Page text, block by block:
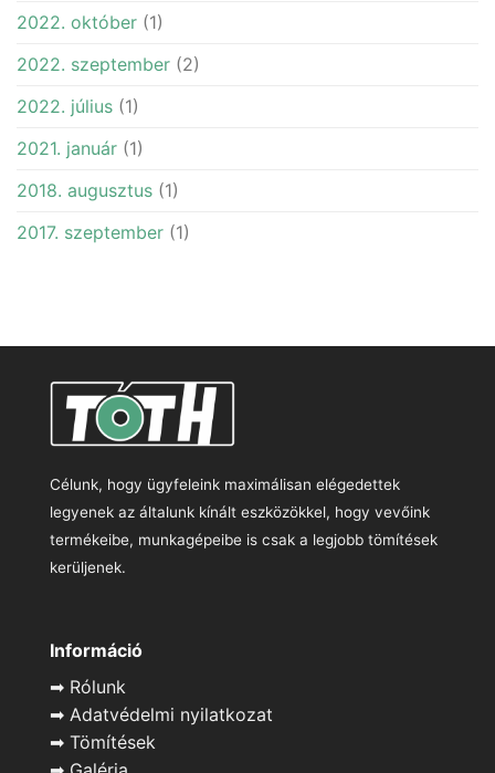
2022. október (1)
2022. szeptember (2)
2022. július (1)
2021. január (1)
2018. augusztus (1)
2017. szeptember (1)
Célunk, hogy ügyfeleink maximálisan elégedettek
legyenek az általunk kínált eszközökkel, hogy vevőink
termékeibe, munkagépeibe is csak a legjobb tömítések
kerüljenek.
Információ
➡ Rólunk
➡ Adatvédelmi nyilatkozat
➡ Tömítések